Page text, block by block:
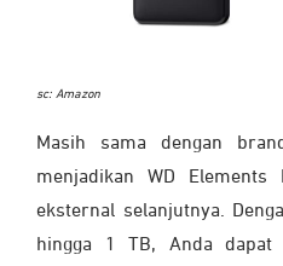
sc: Amazon
Masih sama dengan
menjadikan WD Elements
eksternal selanjutnya.
hingga 1 TB, Anda dapat